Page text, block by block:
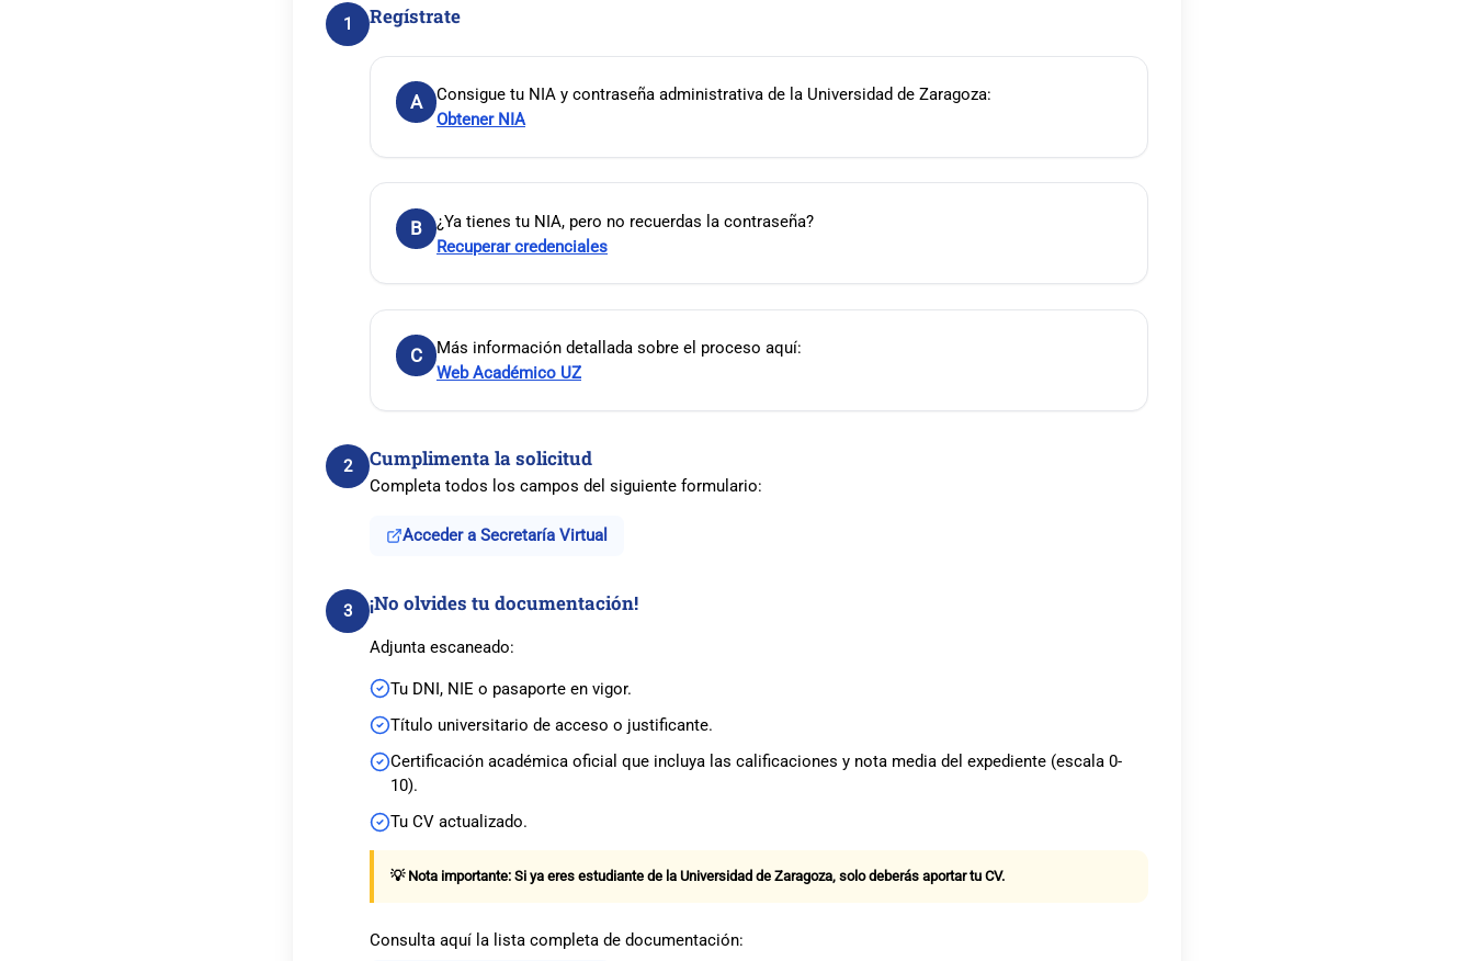
1 Regístrate
A
Consigue tu NIA y contraseña administrativa de la Universidad de Zaragoza:
Obtener NIA
B
¿Ya tienes tu NIA, pero no recuerdas la contraseña?
Recuperar credenciales
C
Más información detallada sobre el proceso aquí:
Web Académico UZ
2 Cumplimenta la solicitud
Completa todos los campos del siguiente formulario:
Acceder a Secretaría Virtual
3 ¡No olvides tu documentación!
Adjunta escaneado:
Tu DNI, NIE o pasaporte en vigor.
Título universitario de acceso o justificante.
Certificación académica oficial que incluya las calificaciones y nota media del expediente (escala 0-
10).
Tu CV actualizado.
💡 Nota importante: Si ya eres estudiante de la Universidad de Zaragoza, solo deberás aportar tu CV.
Consulta aquí la lista completa de documentación: